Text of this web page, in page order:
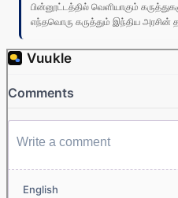
பின்னூட்டத்தில் வெளியாகும்
எந்தவொரு கருத்தும் இந்திய அரசின்